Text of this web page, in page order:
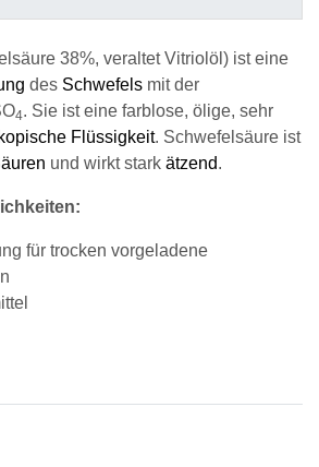
38%, veraltet Vitriolöl) ist eine
des Schwefels mit der
4. Sie ist eine farblose, ölige, sehr
Flüssigkeit. Schwefelsäure ist
und wirkt stark ätzend.
für trocken vorgeladene